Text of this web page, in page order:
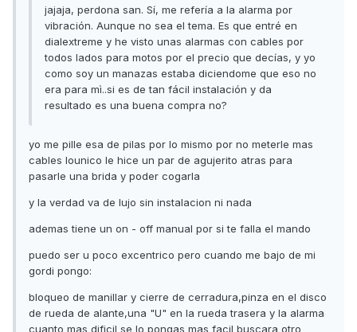
jajaja, perdona san. Sí, me refería a la alarma por
vibración. Aunque no sea el tema. Es que entré en
dialextreme y he visto unas alarmas con cables por
todos lados para motos por el precio que decías, y yo
como soy un manazas estaba diciendome que eso no
era para mì..si es de tan fácil instalación y da
resultado es una buena compra no?
yo me pille esa de pilas por lo mismo por no meterle mas
cables lounico le hice un par de agujerito atras para
pasarle una brida y poder cogarla
y la verdad va de lujo sin instalacion ni nada
ademas tiene un on - off manual por si te falla el mando
puedo ser u poco excentrico pero cuando me bajo de mi
gordi pongo:
bloqueo de manillar y cierre de cerradura,pinza en el disco
de rueda de alante,una "U" en la rueda trasera y la alarma
cuanto mas dificil se lo pongas mas facil buscara otro